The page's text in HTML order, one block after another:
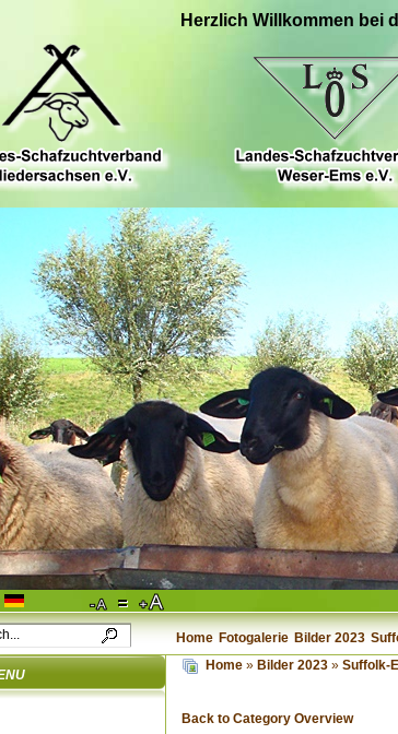
Herzlich Willkommen bei
Home Fotogalerie Bilder 2023
Home » Bilder 2023 » Suffolk-
Back to Category Overview